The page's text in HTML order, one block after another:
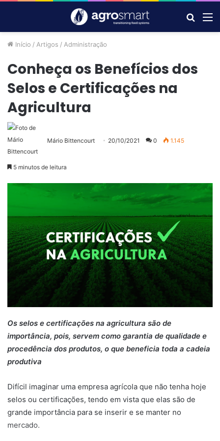
por
Início / Artigos / Administração
Conheça os Benefícios dos
Selos e Certificações na
Agricultura
Mário Bittencourt 20/10/2021 0 1.145
5 minutos de leitura
Os selos e certificações na agricultura são de
importância, pois, servem como garantia de qualidade e
procedência dos produtos, o que beneficia toda a cadeia
produtiva
Difícil imaginar uma empresa agrícola que não tenha hoje
selos ou certificações, tendo em vista que elas são de
grande importância para se inserir e se manter no
mercado.